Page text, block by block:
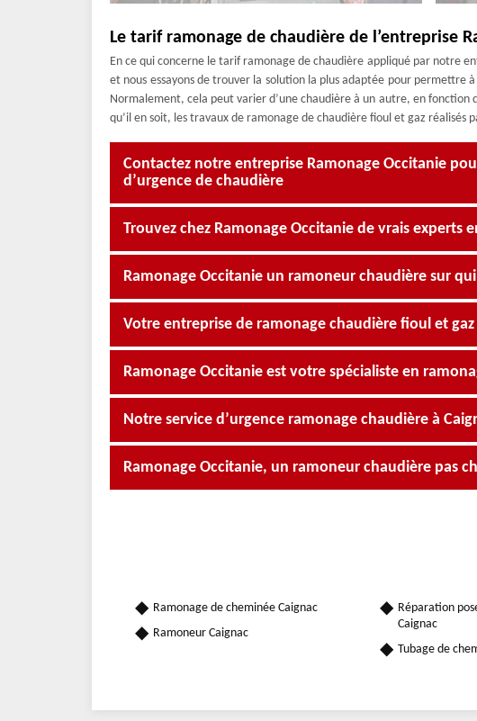
Le tarif ramonage de chaudière de l’entreprise
En ce qui concerne le tarif ramonage de chaudière appliqué par notre
et nous essayons de trouver la solution la plus adaptée pour permettre
Normalement, cela peut varier d’une chaudière à un autre, en
qu’il en soit, les travaux de ramonage de chaudière fioul et gaz réalisés
Contactez notre entreprise Ramonage Occitanie
d’urgence de chaudière
Trouvez chez Ramonage Occitanie de vrais experts
Ramonage Occitanie un ramoneur chaudière sur
Votre entreprise de ramonage chaudière fioul et gaz
Ramonage Occitanie est votre spécialiste en
Notre service d’urgence ramonage chaudière à
Ramonage Occitanie, un ramoneur chaudière pas
Ramonage de cheminée Caignac
Ramoneur Caignac
Réparation
Caignac
Tubage de